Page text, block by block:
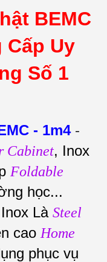
BEMC
Cấp Uy
Số 1
- 1m4-
Cabinet, Inox
Foldable
học...
Là Steel
cao Home
phục vụ